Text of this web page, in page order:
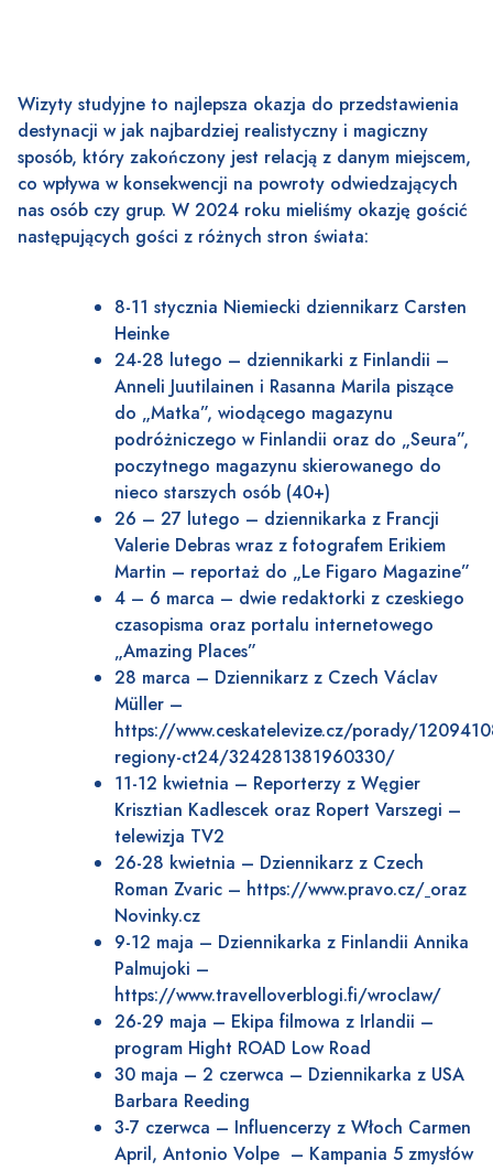
Wizyty studyjne to najlepsza okazja do przedstawienia
destynacji w jak najbardziej realistyczny i magiczny
sposób, który zakończony jest relacją z danym miejscem,
co wpływa w konsekwencji na powroty odwiedzających
nas osób czy grup. W 2024 roku mieliśmy okazję gościć
następujących gości z różnych stron świata:
8-11 stycznia Niemiecki dziennikarz Carsten
Heinke
24-28 lutego – dziennikarki z Finlandii –
Anneli Juutilainen i Rasanna Marila piszące
do „Matka”, wiodącego magazynu
podróżniczego w Finlandii oraz do „Seura”,
poczytnego magazynu skierowanego do
nieco starszych osób (40+)
26 – 27 lutego – dziennikarka z Francji
Valerie Debras wraz z fotografem Erikiem
Martin – reportaż do „Le Figaro Magazine”
4 – 6 marca – dwie redaktorki z czeskiego
czasopisma oraz portalu internetowego
„Amazing Places”
28 marca – Dziennikarz z Czech Václav
Müller –
https://www.ceskatelevize.cz/porady/
regiony-ct24/324281381960330/
11-12 kwietnia – Reporterzy z Węgier
Krisztian Kadlescek oraz Ropert Varszegi –
telewizja TV2
26-28 kwietnia – Dziennikarz z Czech
Roman Zvaric – https://www.pravo.cz/ oraz
Novinky.cz
9-12 maja – Dziennikarka z Finlandii Annika
Palmujoki –
https://www.travelloverblogi.fi/wroclaw/
26-29 maja – Ekipa filmowa z Irlandii –
program Hight ROAD Low Road
30 maja – 2 czerwca – Dziennikarka z USA
Barbara Reeding
3-7 czerwca – Influencerzy z Włoch Carmen
April, Antonio Volpe – Kampania 5 zmysłów